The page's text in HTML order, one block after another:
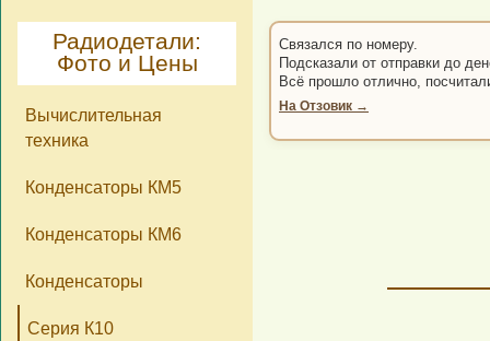
Связался по номеру.
Подсказали от отправки до
Всё прошло отлично,
На Отзовик →
Радиодетали:
Фото и Цены
Вычислительная
техника
Конденсаторы КМ5
Конденсаторы КМ6
Конденсаторы
Серия К10